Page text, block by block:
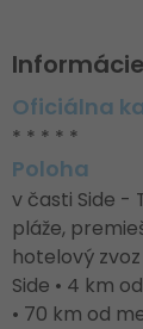
Oficiálna
* * * * *
Poloha
v časti Side -
pláže,
hotelový
Side • 4 km
• 70 km od